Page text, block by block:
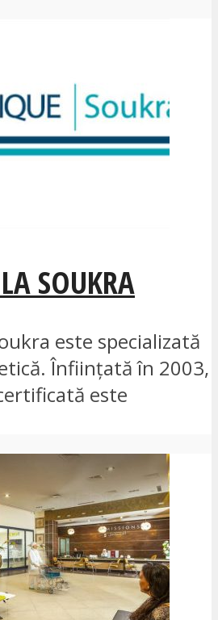
SOUKRA
este specializată
Înființată în 2003,
este